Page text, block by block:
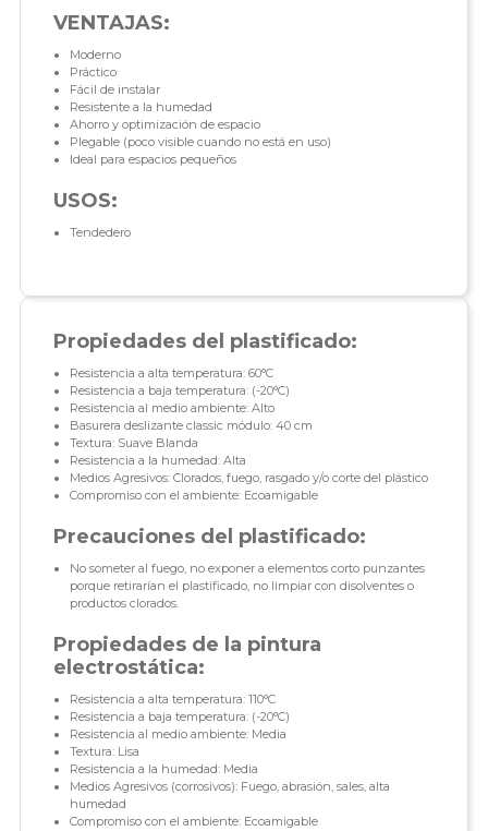
VENTAJAS:
Moderno
Práctico
Fácil de instalar
Resistente a la humedad
Ahorro y optimización de espacio
Plegable (poco visible cuando no está en uso)
Ideal para espacios pequeños
USOS:
Tendedero
Propiedades del plastificado:
Resistencia a alta temperatura: 60°C
Resistencia a baja temperatura: (-20°C)
Resistencia al medio ambiente: Alto
Basurera deslizante classic módulo: 40 cm
Textura: Suave Blanda
Resistencia a la humedad: Alta
Medios Agresivos: Clorados, fuego, rasgado y/o corte del plástico
Compromiso con el ambiente: Ecoamigable
Precauciones del plastificado:
No someter al fuego, no exponer a elementos corto punzantes
porque retirarían el plastificado, no limpiar con disolventes o
productos clorados.
Propiedades de la pintura
electrostática:
Resistencia a alta temperatura: 110°C
Resistencia a baja temperatura: (-20°C)
Resistencia al medio ambiente: Media
Textura: Lisa
Resistencia a la humedad: Media
Medios Agresivos (corrosivos): Fuego, abrasión, sales, alta
humedad
Compromiso con el ambiente: Ecoamigable